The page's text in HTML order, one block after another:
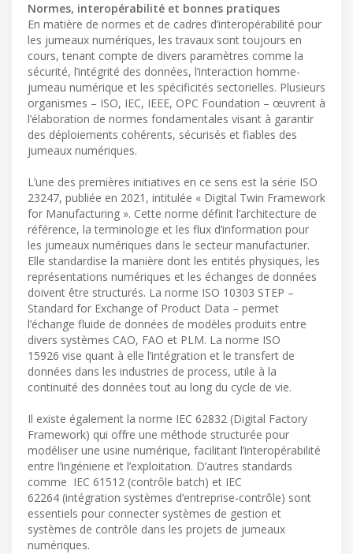
Normes, interopérabilité et bonnes pratiques
En matière de normes et de cadres d’interopérabilité pour
les jumeaux numériques, les travaux sont toujours en
cours, tenant compte de divers paramètres comme la
sécurité, l’intégrité des données, l’interaction homme-
jumeau numérique et les spécificités sectorielles. Plusieurs
organismes – ISO, IEC, IEEE, OPC Foundation – œuvrent à
l’élaboration de normes fondamentales visant à garantir
des déploiements cohérents, sécurisés et fiables des
jumeaux numériques.
L’une des premières initiatives en ce sens est la série ISO
23247, publiée en 2021, intitulée « Digital Twin Framework
for Manufacturing ». Cette norme définit l’architecture de
référence, la terminologie et les flux d’information pour
les jumeaux numériques dans le secteur manufacturier.
Elle standardise la manière dont les entités physiques, les
représentations numériques et les échanges de données
doivent être structurés. La norme ISO 10303 STEP –
Standard for Exchange of Product Data – permet
l’échange fluide de données de modèles produits entre
divers systèmes CAO, FAO et PLM. La norme ISO
15926 vise quant à elle l’intégration et le transfert de
données dans les industries de process, utile à la
continuité des données tout au long du cycle de vie.
Il existe également la norme IEC 62832 (Digital Factory
Framework) qui offre une méthode structurée pour
modéliser une usine numérique, facilitant l’interopérabilité
entre l’ingénierie et l’exploitation. D’autres standards
comme IEC 61512 (contrôle batch) et IEC
62264 (intégration systèmes d’entreprise-contrôle) sont
essentiels pour connecter systèmes de gestion et
systèmes de contrôle dans les projets de jumeaux
numériques.